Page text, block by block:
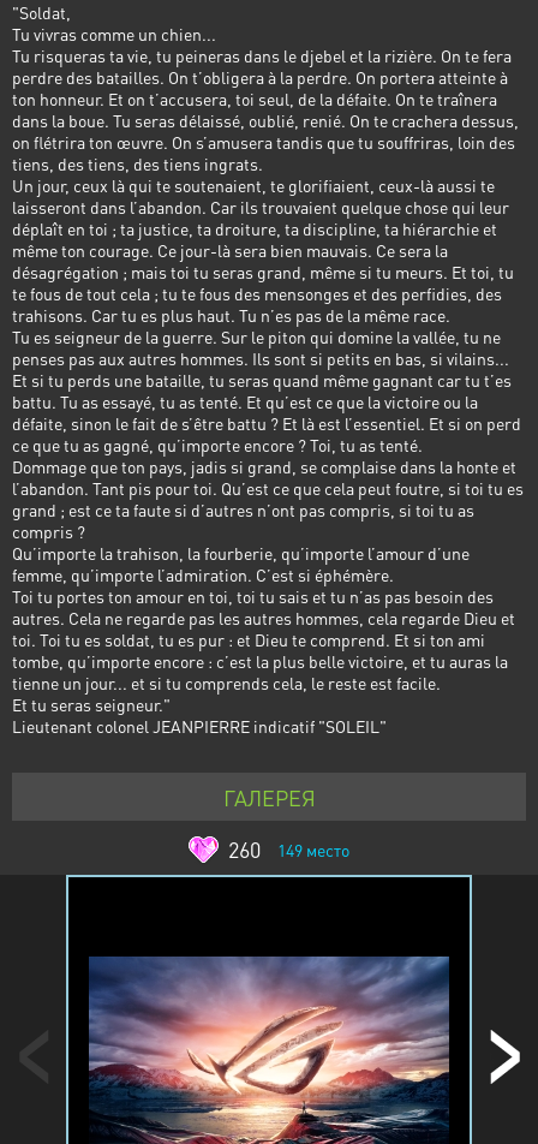
"Soldat,
Tu vivras comme un chien...
Tu risqueras ta vie, tu peineras dans le djebel et la rizière. On te fera
perdre des batailles. On t’obligera à la perdre. On portera atteinte à
ton honneur. Et on t’accusera, toi seul, de la défaite. On te traînera
dans la boue. Tu seras délaissé, oublié, renié. On te crachera dessus,
on flétrira ton œuvre. On s’amusera tandis que tu souffriras, loin des
tiens, des tiens, des tiens ingrats.
Un jour, ceux là qui te soutenaient, te glorifiaient, ceux-là aussi te
laisseront dans l’abandon. Car ils trouvaient quelque chose qui leur
déplaît en toi ; ta justice, ta droiture, ta discipline, ta hiérarchie et
même ton courage. Ce jour-là sera bien mauvais. Ce sera la
désagrégation ; mais toi tu seras grand, même si tu meurs. Et toi, tu
te fous de tout cela ; tu te fous des mensonges et des perfidies, des
trahisons. Car tu es plus haut. Tu n’es pas de la même race.
Tu es seigneur de la guerre. Sur le piton qui domine la vallée, tu ne
penses pas aux autres hommes. Ils sont si petits en bas, si vilains...
Et si tu perds une bataille, tu seras quand même gagnant car tu t’es
battu. Tu as essayé, tu as tenté. Et qu’est ce que la victoire ou la
défaite, sinon le fait de s’être battu ? Et là est l’essentiel. Et si on perd
ce que tu as gagné, qu’importe encore ? Toi, tu as tenté.
Dommage que ton pays, jadis si grand, se complaise dans la honte et
l’abandon. Tant pis pour toi. Qu’est ce que cela peut foutre, si toi tu es
grand ; est ce ta faute si d’autres n’ont pas compris, si toi tu as
compris ?
Qu’importe la trahison, la fourberie, qu’importe l’amour d’une
femme, qu’importe l’admiration. C’est si éphémère.
Toi tu portes ton amour en toi, toi tu sais et tu n’as pas besoin des
autres. Cela ne regarde pas les autres hommes, cela regarde Dieu et
toi. Toi tu es soldat, tu es pur : et Dieu te comprend. Et si ton ami
tombe, qu’importe encore : c’est la plus belle victoire, et tu auras la
tienne un jour... et si tu comprends cela, le reste est facile.
Et tu seras seigneur."
Lieutenant colonel JEANPIERRE indicatif "SOLEIL"
ГАЛЕРЕЯ
260
149 место